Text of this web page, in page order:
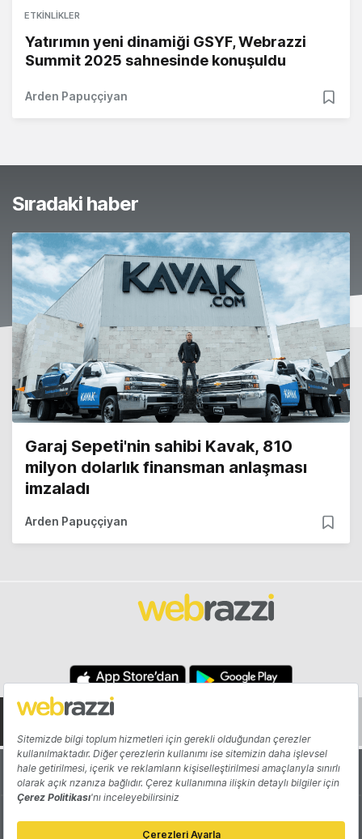
ETKINLIKLER
Yatırımın yeni dinamiği GSYF, Webrazzi
Summit 2025 sahnesinde konuşuldu
Arden Papuççiyan
Sıradaki haber
Garaj Sepeti'nin sahibi Kavak, 810
milyon dolarlık finansman anlaşması
imzaladı
Arden Papuççiyan
Hakkında Yazarlar
Katkıda Bulun Reklam